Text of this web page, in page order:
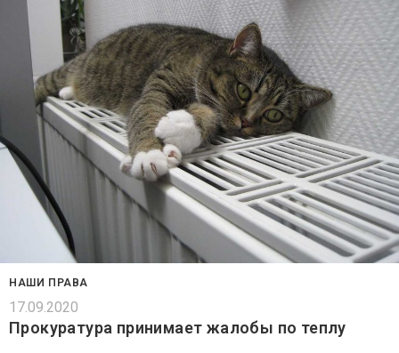
НАШИ ПРАВА
17.09.2020
Прокуратура принимает жалобы по теплу